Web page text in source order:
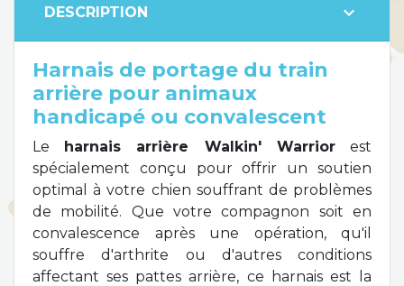
DESCRIPTION expand_more
Harnais de portage du train
arrière pour animaux
handicapé ou convalescent
Le harnais arrière Walkin' Warriorest
spécialement conçu pour offrir un soutien
optimal à votre chien souffrant de problèmes
de mobilité. Que votre compagnon soit en
convalescence après une opération, qu'il
souffre d'arthrite ou d'autres conditions
affectant ses pattes arrière, ce harnais est la